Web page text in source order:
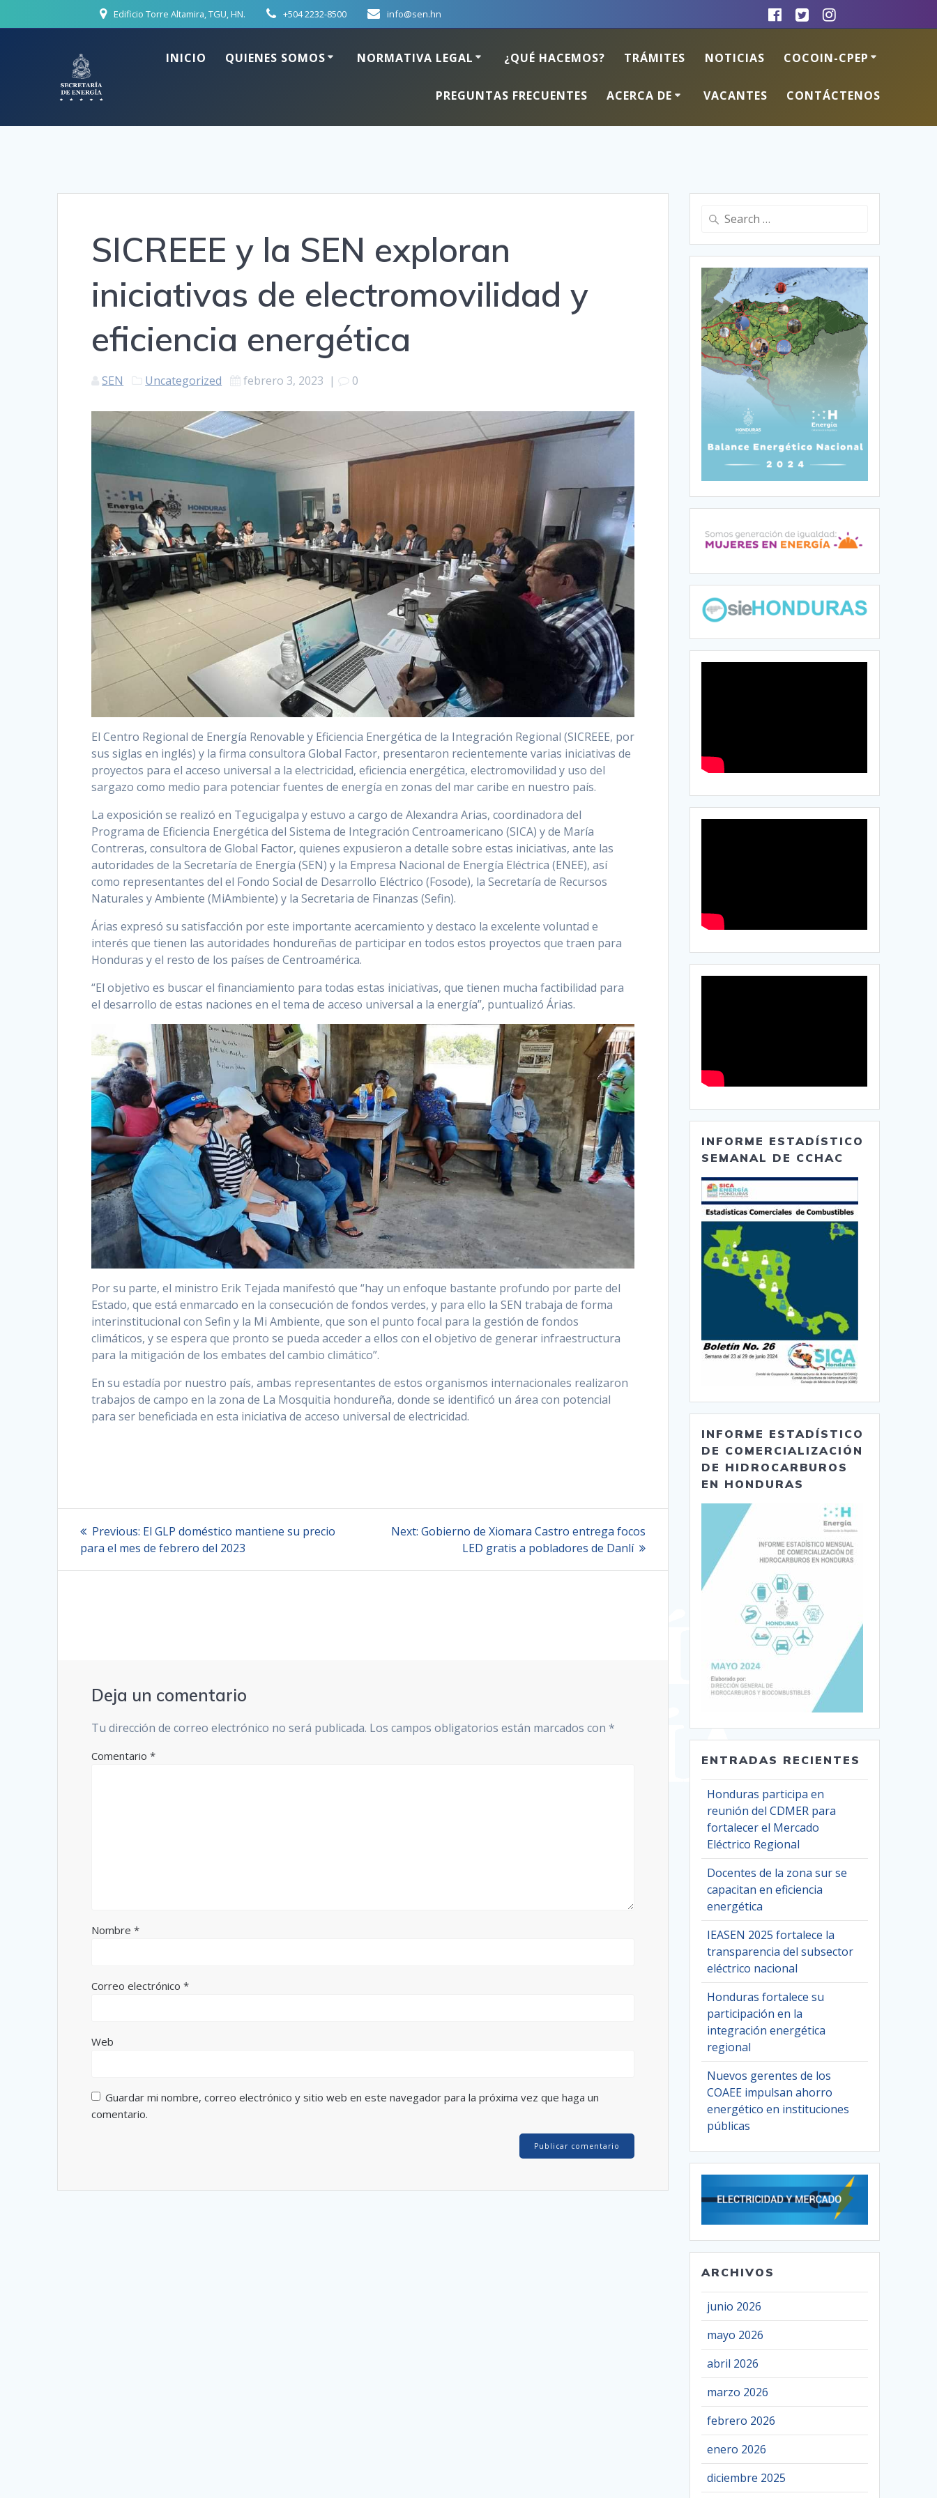
to
Edificio Torre Altamira, TGU, HN. +504 2232-8500 info@sen.hn
INICIO QUIENES SOMOS NORMATIVA LEGAL ¿QUÉ HACEMOS? TRÁMITES NOTICIAS COCOIN-CPEP
PREGUNTAS FRECUENTES ACERCA DE VACANTES CONTÁCTENOS
SICREEE y la SEN exploran
iniciativas de electromovilidad y
eficiencia energética
SEN Uncategorized febrero 3, 2023 | 0
El Centro Regional de Energía Renovable y Eficiencia Energética de la Integración Regional (SICREEE, por
sus siglas en inglés) y la firma consultora Global Factor, presentaron recientemente varias iniciativas de
proyectos para el acceso universal a la electricidad, eficiencia energética, electromovilidad y uso del
sargazo como medio para potenciar fuentes de energía en zonas del mar caribe en nuestro país.
La exposición se realizó en Tegucigalpa y estuvo a cargo de Alexandra Arias, coordinadora del
Programa de Eficiencia Energética del Sistema de Integración Centroamericano (SICA) y de María
Contreras, consultora de Global Factor, quienes expusieron a detalle sobre estas iniciativas, ante las
autoridades de la Secretaría de Energía (SEN) y la Empresa Nacional de Energía Eléctrica (ENEE), así
como representantes del el Fondo Social de Desarrollo Eléctrico (Fosode), la Secretaría de Recursos
Naturales y Ambiente (MiAmbiente) y la Secretaria de Finanzas (Sefin).
Árias expresó su satisfacción por este importante acercamiento y destaco la excelente voluntad e
interés que tienen las autoridades hondureñas de participar en todos estos proyectos que traen para
Honduras y el resto de los países de Centroamérica.
“El objetivo es buscar el financiamiento para todas estas iniciativas, que tienen mucha factibilidad para
el desarrollo de estas naciones en el tema de acceso universal a la energía”, puntualizó Árias.
Por su parte, el ministro Erik Tejada manifestó que “hay un enfoque bastante profundo por parte del
Estado, que está enmarcado en la consecución de fondos verdes, y para ello la SEN trabaja de forma
interinstitucional con Sefin y la Mi Ambiente, que son el punto focal para la gestión de fondos
climáticos, y se espera que pronto se pueda acceder a ellos con el objetivo de generar infraestructura
para la mitigación de los embates del cambio climático”.
En su estadía por nuestro país, ambas representantes de estos organismos internacionales realizaron
trabajos de campo en la zona de La Mosquitia hondureña, donde se identificó un área con potencial
para ser beneficiada en esta iniciativa de acceso universal de electricidad.
Navegación
de
Previous: Previous
post:
El GLP doméstico mantiene su precio
para el mes de febrero del 2023
Next: Next
Gobierno de Xiomara Castro entrega focos
LED gratis a pobladores de Danlí
Deja un comentario
Tu dirección de correo electrónico no será publicada. Los campos obligatorios están marcados con*
Comentario*
Nombre*
Correo electrónico*
Web
Guardar mi nombre, correo electrónico y sitio web en este navegador para la próxima vez que haga un
comentario.
Search
INFORME ESTADÍSTICO
SEMANAL DE CCHAC
INFORME ESTADÍSTICO
DE COMERCIALIZACIÓN
DE HIDROCARBUROS
EN HONDURAS
ENTRADAS RECIENTES
Honduras participa en
reunión del CDMER para
fortalecer el Mercado
Eléctrico Regional
Docentes de la zona sur se
capacitan en eficiencia
energética
IEASEN 2025 fortalece la
transparencia del subsector
eléctrico nacional
Honduras fortalece su
participación en la
integración energética
regional
Nuevos gerentes de los
COAEE impulsan ahorro
energético en instituciones
públicas
ARCHIVOS
junio 2026
mayo 2026
abril 2026
marzo 2026
febrero 2026
enero 2026
diciembre 2025